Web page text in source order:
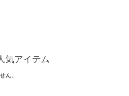
気アイテム
ん。